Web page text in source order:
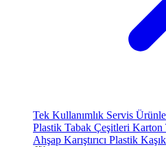
Tek Kullanımlık Servis
Plastik Tabak Çeşitleri Karton
Ahşap Karıştırıcı Plastik